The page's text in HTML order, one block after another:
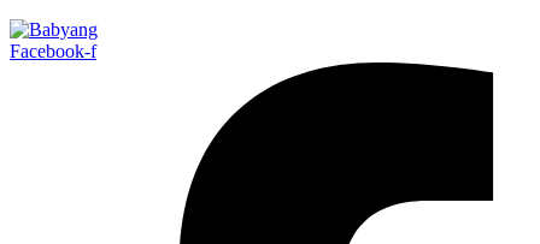
Facebook-f